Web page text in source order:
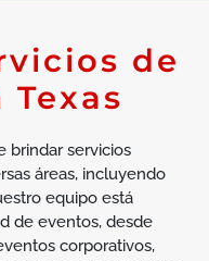
de
brindar servicios
áreas, incluyendo
equipo está
de eventos, desde
corporativos,